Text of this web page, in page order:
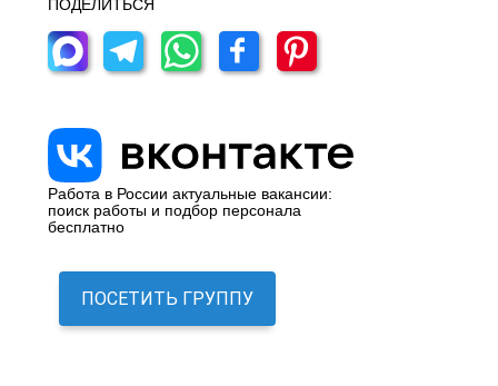
ПОДЕЛИТЬСЯ
Работа в России актуальные вакансии:
поиск работы и подбор персонала
бесплатно
ПОСЕТИТЬ ГРУППУ